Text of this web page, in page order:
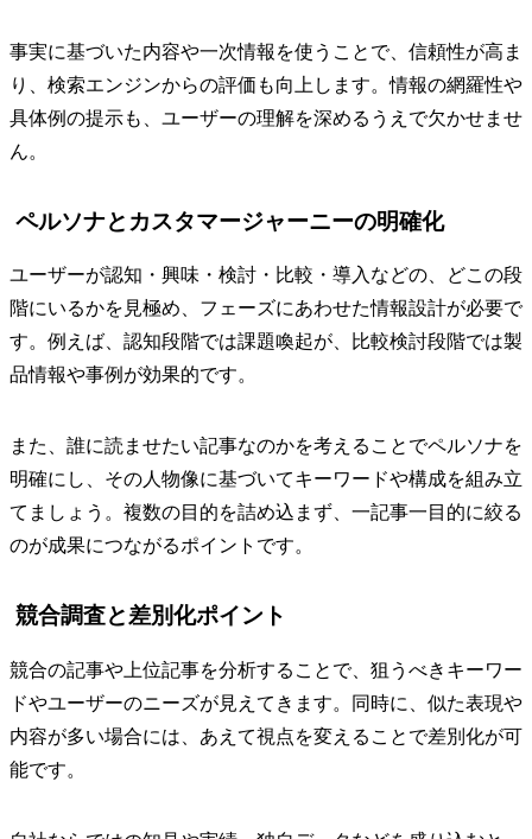
事実に基づいた内容や一次情報を使うことで、信頼性が高ま
り、検索エンジンからの評価も向上します。情報の網羅性や
具体例の提示も、ユーザーの理解を深めるうえで欠かせませ
ん。
ペルソナとカスタマージャーニーの明確化
ユーザーが認知・興味・検討・比較・導入などの、どこの段
階にいるかを見極め、フェーズにあわせた情報設計が必要で
す。例えば、認知段階では課題喚起が、比較検討段階では製
品情報や事例が効果的です。
また、誰に読ませたい記事なのかを考えることでペルソナを
明確にし、その人物像に基づいてキーワードや構成を組み立
てましょう。複数の目的を詰め込まず、一記事一目的に絞る
のが成果につながるポイントです。
競合調査と差別化ポイント
競合の記事や上位記事を分析することで、狙うべきキーワー
ドやユーザーのニーズが見えてきます。同時に、似た表現や
内容が多い場合には、あえて視点を変えることで差別化が可
能です。